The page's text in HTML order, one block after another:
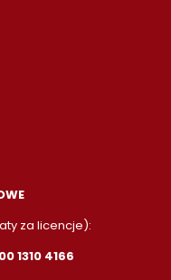
za licencje):
1310 4166